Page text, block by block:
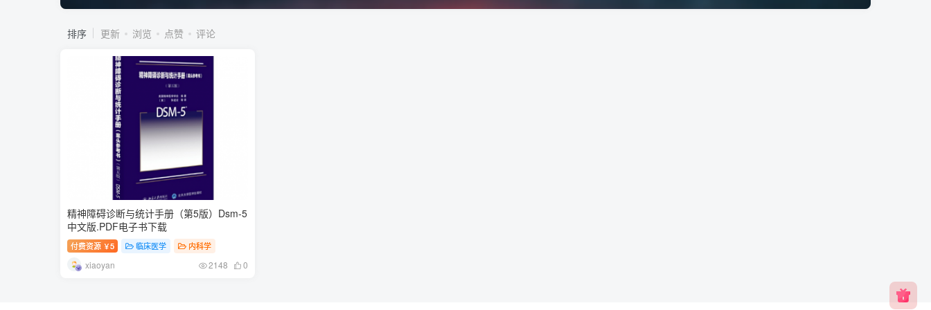
排序 更新 浏览 点赞 评论
精神障碍诊断与统计手册（第5版）Dsm-5
中文版.PDF电子书下载
付费资源 ￥5 临床医学 内科学
xiaoyan 2148 0